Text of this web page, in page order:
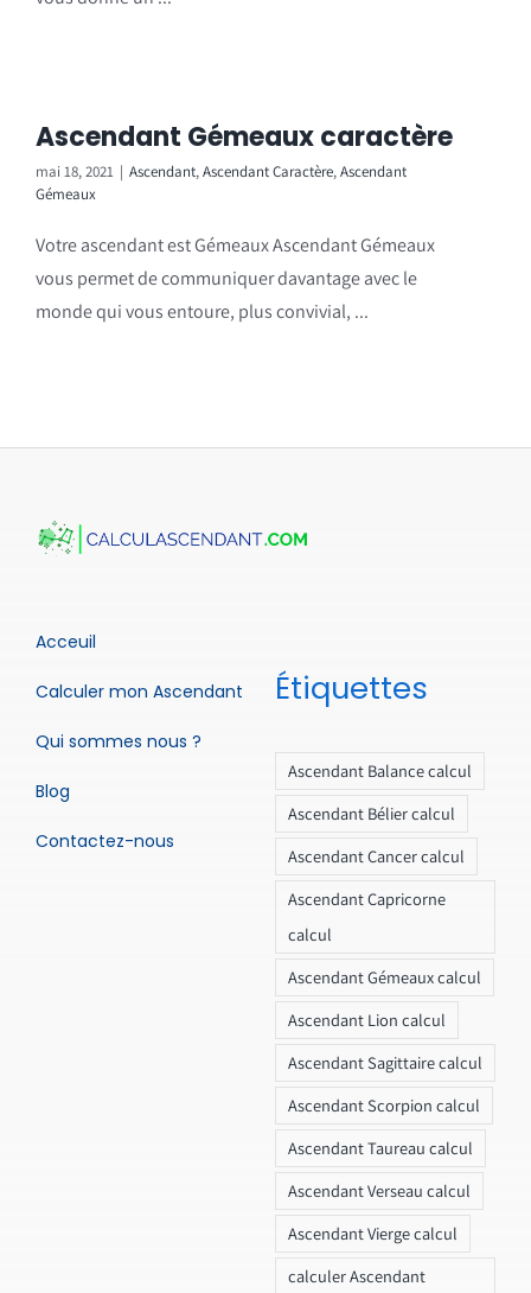
Ascendant Gémeaux caractère
mai 18, 2021 | Ascendant,Ascendant Caractère,Ascendant
Gémeaux
Votre ascendant est Gémeaux Ascendant Gémeaux
vous permet de communiquer davantage avec le
monde qui vous entoure, plus convivial, ...
Acceuil
Calculer mon Ascendant
Qui sommes nous ?
Blog
Contactez-nous
Étiquettes
Ascendant Balance calcul
Ascendant Bélier calcul
Ascendant Cancer calcul
Ascendant Capricorne
calcul
Ascendant Gémeaux calcul
Ascendant Lion calcul
Ascendant Sagittaire calcul
Ascendant Scorpion calcul
Ascendant Taureau calcul
Ascendant Verseau calcul
Ascendant Vierge calcul
calculer Ascendant